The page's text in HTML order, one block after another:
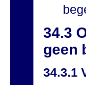
34.3
geen
34.3.1